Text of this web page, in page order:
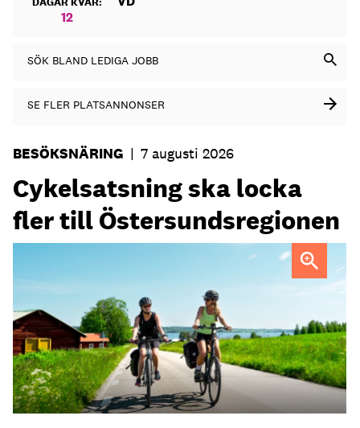
12
SÖK BLAND LEDIGA JOBB
SE FLER PLATSANNONSER
BESÖKSNÄRING | 7 augusti 2026
Cykelsatsning ska locka
fler till Östersundsregionen